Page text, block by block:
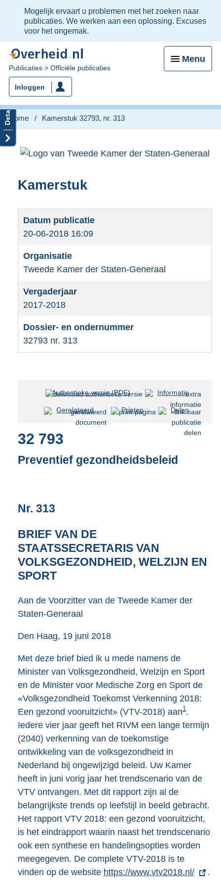
Ter
informatie:
Mogelijk ervaart u problemen met het zoeken naar
publicaties. We werken aan een oplossing. Excuses
voor het ongemak.
Menu
U
bent
nu
hier:
Publicaties Officiële publicaties
Inloggen
Home Kamerstuk 32793, nr. 313
Kamerstuk
20-06-2018 16:09
Tweede Kamer der Staten-Generaal
2017-2018
32793 nr. 313
Authentieke versie (PDF)b
s
d
s
:
4
0
Informatie
Gerelateerd Printen Delen
32 793
Preventief gezondheidsbeleid
Nr. 313
BRIEF VAN DE
STAATSSECRETARIS VAN
VOLKSGEZONDHEID, WELZIJN EN
SPORT
Aan de Voorzitter van de Tweede Kamer der
Staten-Generaal
Den Haag, 19 juni 2018
Met deze brief bied ik u mede namens de
Minister van Volksgezondheid, Welzijn en Sport
en de Minister voor Medische Zorg en Sport de
«Volksgezondheid Toekomst Verkenning 2018:
Een gezond vooruitzicht» (VTV-2018) aan1.
Iedere vier jaar geeft het RIVM een lange termijn
(2040) verkenning van de toekomstige
ontwikkeling van de volksgezondheid in
Nederland bij ongewijzigd beleid. Uw Kamer
heeft in juni vorig jaar het trendscenario van de
VTV ontvangen. Met dit rapport zijn al de
belangrijkste trends op leefstijl in beeld gebracht.
Het rapport VTV 2018: een gezond vooruitzicht,
is het eindrapport waarin naast het trendscenario
ook een synthese en handelingsopties worden
meegegeven. De complete VTV-2018 is te
vinden op de website E
https://www.vtv2018.nl/ .